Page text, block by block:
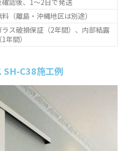
（離島・沖縄地区は別途）
ラス破損保証（2年間）、内部結露
年間）
SH-C38施工例